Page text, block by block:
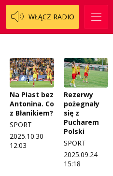
WŁĄCZ RADIO
Na Piast bez
Antonina. Co
z Błanikiem?
SPORT
2025.10.30
12:03
Rezerwy
pożegnały
się z
Pucharem
Polski
SPORT
2025.09.24
15:18